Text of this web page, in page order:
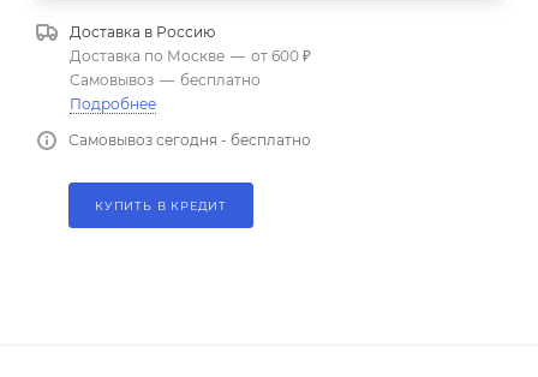
Доставка в Россию
Доставка по Москве — от 600 ₽
Самовывоз — бесплатно
Подробнее
Самовывоз сегодня - бесплатно
КУПИТЬ В КРЕДИТ